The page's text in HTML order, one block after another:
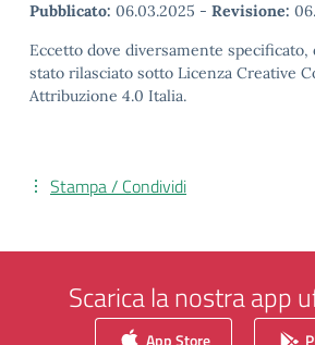
Pubblicato: 06.03.2025 - Revisione:
Eccetto dove diversamente specificato,
stato rilasciato sotto Licenza Creative
Attribuzione 4.0 Italia.
Stampa / Condividi
Scarica la nostra app
App Store